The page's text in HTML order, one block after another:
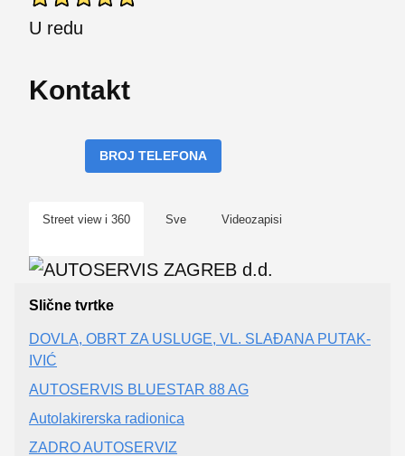
U redu
Kontakt
BROJ TELEFONA
Street view i 360 Sve Videozapisi
Slične tvrtke
DOVLA, OBRT ZA USLUGE, VL. SLAĐANA PUTAK-
IVIĆ
AUTOSERVIS BLUESTAR 88 AG
Autolakirerska radionica
ZADRO AUTOSERVIZ